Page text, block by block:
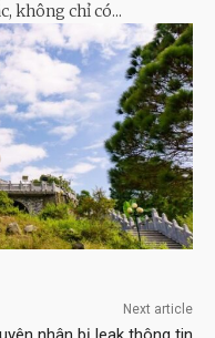
không chỉ có...
Next article